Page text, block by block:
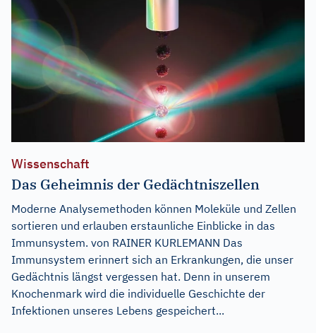
Wissenschaft
Das Geheimnis der Gedächtniszellen
Moderne Analysemethoden können Moleküle und Zellen
sortieren und erlauben erstaunliche Einblicke in das
Immunsystem. von RAINER KURLEMANN Das
Immunsystem erinnert sich an Erkrankungen, die unser
Gedächtnis längst vergessen hat. Denn in unserem
Knochenmark wird die individuelle Geschichte der
Infektionen unseres Lebens gespeichert...